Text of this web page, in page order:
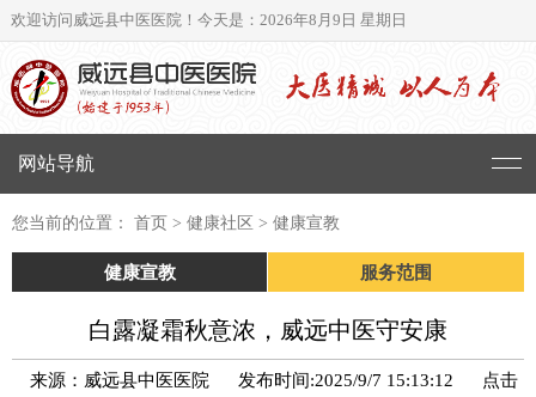
欢迎访问威远县中医医院！ 今天是：2026年8月9日 星期日
网站导航
您当前的位置： 首页 > 健康社区 > 健康宣教
健康宣教 服务范围
白露凝霜秋意浓，威远中医守安康
来源：威远县中医医院 发布时间:2025/9/7 15:13:12
点击